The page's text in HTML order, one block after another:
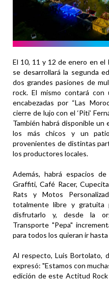
El 10, 11 y 12 de enero en el
se desarrollará la segunda
dos grandes pasiones de
rock. El mismo contará
encabezadas por “Las
cierre de lujo con el ‘Piti’
También habrá disponible un
los más chicos y un
provenientes de distintas
los productores locales.
Además, habrá espacios
Graffiti, Café Racer,
Rats y Motos
totalmente libre y gratuita
disfrutarlo y, desde la
Transporte "Pepa"
para todos los quieran ir
Al respecto, Luis Bortolato,
expresó: "Estamos con
edición de este Actitud